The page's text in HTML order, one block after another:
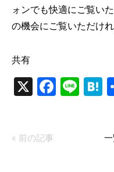
ォンでも快適にご覧い
の機会にご覧いただけれ
共有
X
« 前の記事